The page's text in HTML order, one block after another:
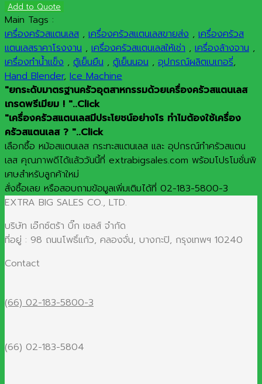
Add to Quote
Main Tags :
เครื่องครัวสแตนเลส , เครื่องครัวสแตนเลสขายส่ง , เครื่องครัวส
แตนเลสราคาโรงงาน , เครื่องครัวสแตนเลสให้เช่า , เครื่องล้างจาน ,
เครื่องทำน้ำแข็ง , ตู้เย็นยืน , ตู้เย็นนอน , อุปกรณ์ผลิตเบเกอรี่,
Hand Blender, Ice Machine
"ยกระดับมาตรฐานครัวอุตสาหกรรมด้วยเครื่องครัวสแตนเลส
เกรดพรีเมียม ! "..Click
"เครื่องครัวสแตนเลสมีประโยชน์อย่างไร ทำไมต้องใช้เครื่อง
ครัวสแตนเลส ? "..Click
เลือกซื้อ หม้อสแตนเลส กระทะสแตนเลส และ อุปกรณ์ทำครัวสแตน
เลส คุณภาพดีได้แล้ววันนี้ที่ extrabigsales.com พร้อมโปรโมชั่นพิ
เศษสำหรับลูกค้าใหม่
สั่งซื้อเลย หรือสอบถามข้อมูลเพิ่มเติมได้ที่ 02-183-5800-3
EXTRA BIG SALES CO., LTD.
บริษัท เอ๊กซ์ตร้า บิ๊ก เซลส์ จำกัด
ที่อยู่ : 98 ถนนโพธิ์แก้ว, คลองจั่น, บางกะปิ, กรุงเทพฯ 10240
Contact
(66) 02-183-5800-3
(66) 02-183-5804